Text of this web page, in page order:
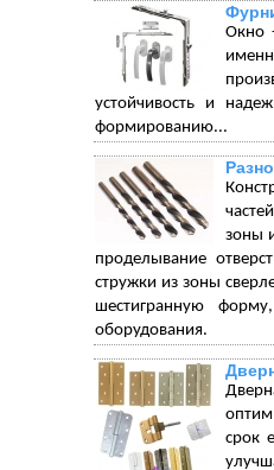
Окно
устойчивость и
формированию...
зоны
проделывание
стружки из зоны
шестигранную
оборудования.
срок